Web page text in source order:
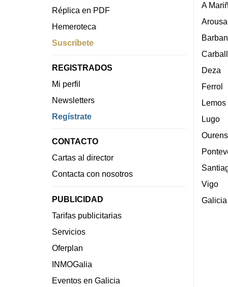
Réplica en PDF
Hemeroteca
Suscríbete
REGISTRADOS
Mi perfil
Newsletters
Regístrate
CONTACTO
Cartas al director
Contacta con nosotros
PUBLICIDAD
Tarifas publicitarias
Servicios
Oferplan
INMOGalia
Eventos en Galicia
A
Arousa
Deza
Ferrol
Lemos
Lugo
Vigo